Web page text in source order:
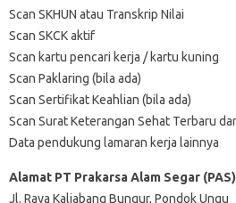
Scan SKHUN atau Transkrip Nilai
Scan SKCK aktif
Scan kartu pencari kerja / kartu kuning
Scan Paklaring (bila ada)
Scan Sertifikat Keahlian (bila ada)
Scan Surat Keterangan Sehat Terbaru
Data pendukung lamaran kerja lainnya
Alamat PT Prakarsa Alam Segar (PAS)
Jl. Raya Kaliabang Bungur, Pondok Ungu